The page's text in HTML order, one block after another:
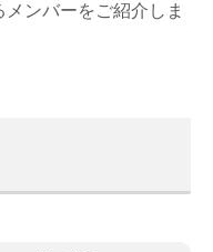
ンバーをご紹介しま